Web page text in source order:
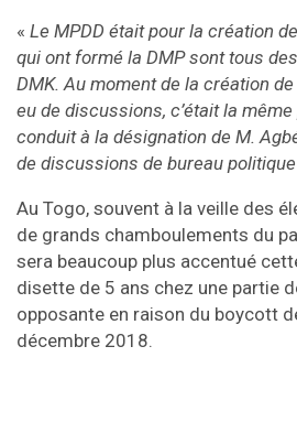
« Le MPDD était pour la création
qui ont formé la DMP sont tous
DMK. Au moment de la création de
eu de discussions, c’était la
conduit à la désignation de M.
de discussions de bureau politique
Au Togo, souvent à la veille des
de grands chamboulements du
sera beaucoup plus accentué
disette de 5 ans chez une partie
opposante en raison du boycott
décembre 2018.